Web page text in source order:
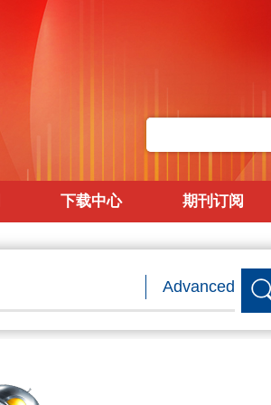
下载中心 期刊订阅
Advanced